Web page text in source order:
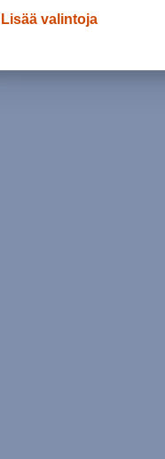
Lisää valintoja